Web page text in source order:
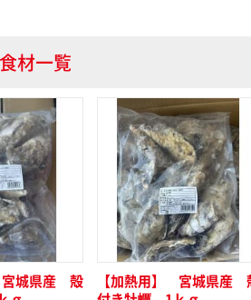
材一覧
城県産 殻
【加熱用】 宮城県産